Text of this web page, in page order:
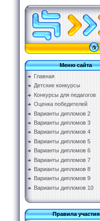
Меню сайта
Главная
Детские конкурсы
Конкурсы для педагогов
Оценка победителей
Варианты дипломов 2
Варианты дипломов 3
Варианты дипломов 4
Варианты дипломов 5
Варианты дипломов 6
Варианты дипломов 7
Варианты дипломов 8
Варианты дипломов 9
Варианты дипломов 10
Правила участия